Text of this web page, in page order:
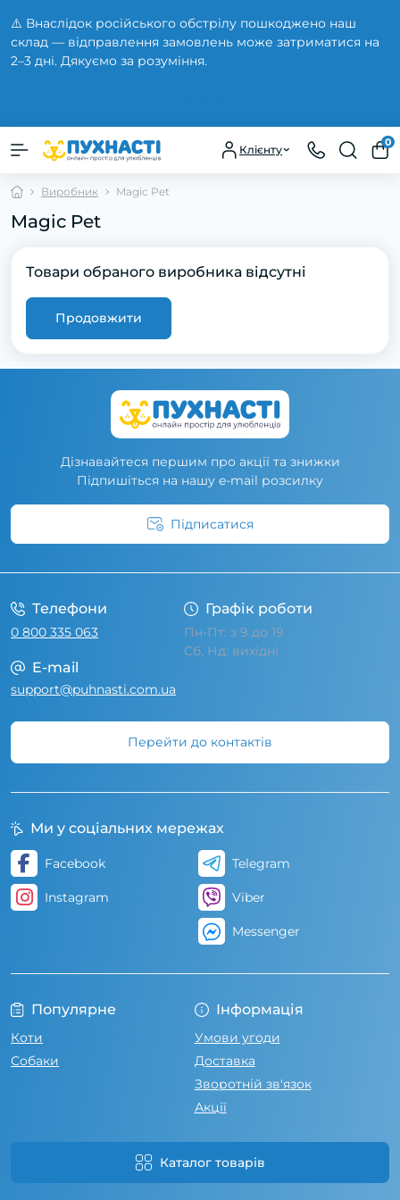
⚠️ Внаслідок російського обстрілу пошкоджено наш
склад — відправлення замовлень може затриматися на
2–3 дні. Дякуємо за розуміння.
Клієнту
0
Виробник Magic Pet
Magic Pet
Товари обраного виробника відсутні
Продовжити
Дізнавайтеся першим про акції та знижки
Підпишіться на нашу e-mail розсилку
Підписатися
Телефони
0 800 335 063
Графік роботи
Пн-Пт: з 9 до 19
Сб, Нд: вихідні
E-mail
support@puhnasti.com.ua
Перейти до контактів
Популярне
Коти
Собаки
Інформація
Умови угоди
Доставка
Зворотній зв'язок
Акції
Каталог товарів
Ми у соціальних мережах
Facebook
Instagram
Telegram
Viber
Messenger